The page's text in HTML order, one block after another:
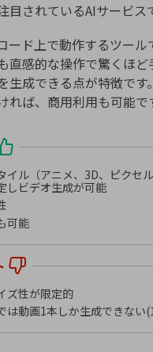
目されているAIサービス
ード上で動作するツール
直感的な操作で驚くほ
生成できる点が特徴です
れば、商用利用も可能で
イル（アニメ、3D、ピクセ
しビデオ生成が可能
可能
ズ性が限定的
は動画1本しか生成できない